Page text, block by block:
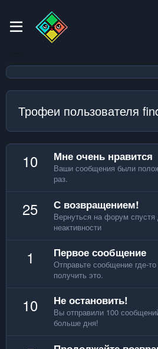
Трофеи пользователя
10 Мне очень нравится
Ваши сообщения были
раз.
25 С возвращением!
Вернуться на форум спустя
неактивности
1 Первое сообщение
Отправьте сообщение где-
получить это.
10 Не остановить!
Вы отправили 100
больше дня!